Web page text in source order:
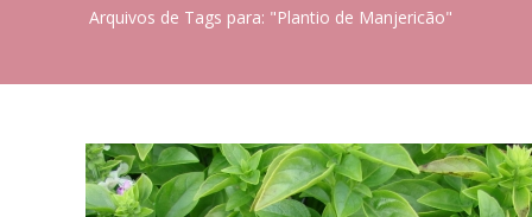
Arquivos de Tags para: "Plantio de Manjericão"